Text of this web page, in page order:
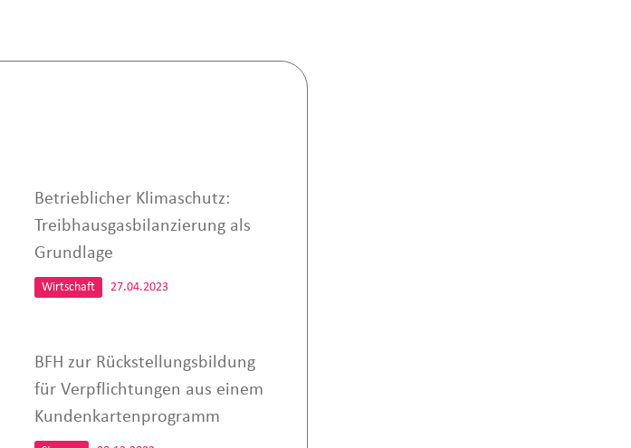
Betrieblicher Klimaschutz:
Treibhausgasbilanzierung als
Grundlage
Wirtschaft 27.04.2023
BFH zur Rückstellungsbildung
für Verpflichtungen aus einem
Kundenkartenprogramm